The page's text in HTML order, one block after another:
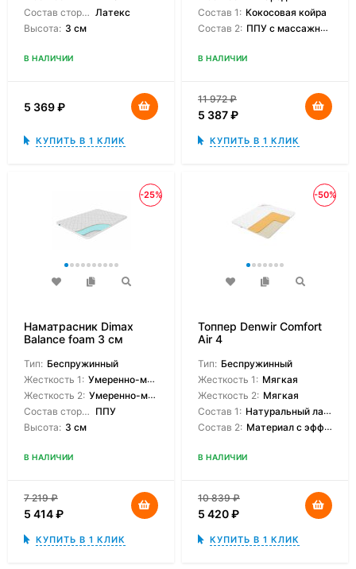
Состав сторон: Латекс
Высота: 3 см
В НАЛИЧИИ
5 369₽
КУПИТЬ В 1 КЛИК
Состав 1: Кокосовая койра
Состав 2: ППУ с массажным эффектом
В НАЛИЧИИ
11 972₽
5 387₽
КУПИТЬ В 1 КЛИК
-25%
Наматрасник Dimax
Balance foam 3 см
Тип: Беспружинный
Жесткость 1: Умеренно-мягкая
Жесткость 2: Умеренно-мягкая
Состав сторон: ППУ
Высота: 3 см
В НАЛИЧИИ
7 219₽
5 414₽
КУПИТЬ В 1 КЛИК
-50%
Топпер Denwir Comfort
Air 4
Тип: Беспружинный
Жесткость 1: Мягкая
Жесткость 2: Мягкая
Состав 1: Натуральный латекс
Состав 2: Материал с эффектом памяти
В НАЛИЧИИ
10 839₽
5 420₽
КУПИТЬ В 1 КЛИК